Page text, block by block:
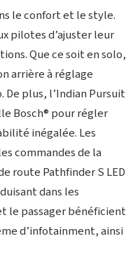
le confort et le style.
pilotes d’ajuster leur
Que ce soit en solo,
arrière à réglage
plus, l’Indian Pursuit
Bosch® pour régler
inégalée. Les
commandes de la
route Pathfinder S LED
dans les
le passager bénéficient
d’infotainment, ainsi